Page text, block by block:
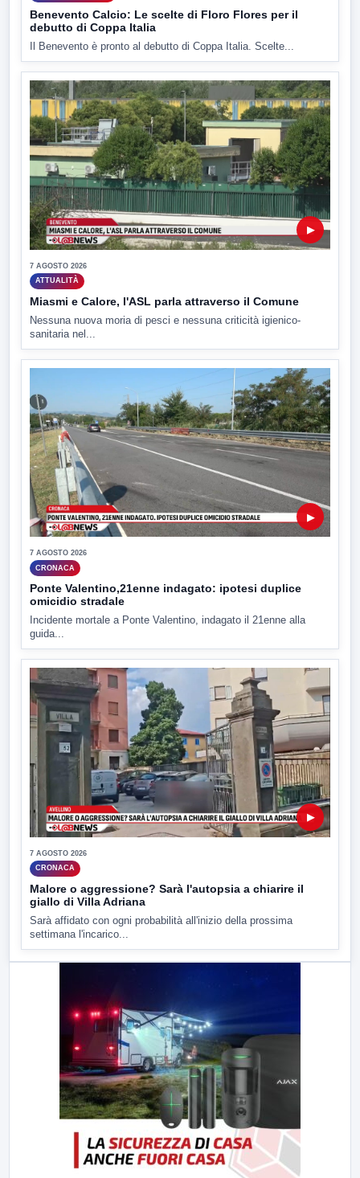
Benevento Calcio: Le scelte di Floro Flores per il
debutto di Coppa Italia
Il Benevento è pronto al debutto di Coppa Italia. Scelte...
▶
7 AGOSTO 2026
ATTUALITÀ
Miasmi e Calore, l'ASL parla attraverso il Comune
Nessuna nuova moria di pesci e nessuna criticità igienico-
sanitaria nel...
▶
7 AGOSTO 2026
CRONACA
Ponte Valentino,21enne indagato: ipotesi duplice
omicidio stradale
Incidente mortale a Ponte Valentino, indagato il 21enne alla
guida...
▶
7 AGOSTO 2026
CRONACA
Malore o aggressione? Sarà l'autopsia a chiarire il
giallo di Villa Adriana
Sarà affidato con ogni probabilità all'inizio della prossima
settimana l'incarico...